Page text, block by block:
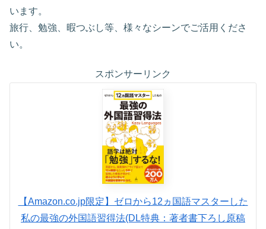
います。
旅行、勉強、暇つぶし等、様々なシーンでご活用くださ
い。
スポンサーリンク
【Amazon.co.jp限定】ゼロから12ヵ国語マスターした
私の最強の外国語習得法(DL特典：著者書下ろし原稿